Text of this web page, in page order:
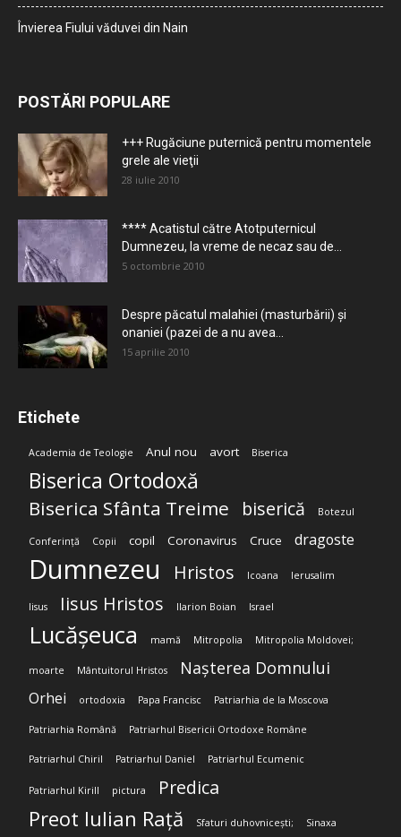
Învierea Fiului văduvei din Nain
POSTĂRI POPULARE
+++ Rugăciune puternică pentru momentele
grele ale vieţii
28 iulie 2010
**** Acatistul către Atotputernicul
Dumnezeu, la vreme de necaz sau de...
5 octombrie 2010
Despre păcatul malahiei (masturbării) şi
onaniei (pazei de a nu avea...
15 aprilie 2010
Etichete
Academia de Teologie Anul nou avort Biserica
Biserica Ortodoxă
Biserica Sfânta Treime biserică Botezul
Conferință Copii copil Coronavirus Cruce dragoste
Dumnezeu Hristos Icoana Ierusalim
Iisus Iisus Hristos Ilarion Boian Israel
Lucășeuca mamă Mitropolia Mitropolia Moldovei;
moarte Mântuitorul Hristos Nașterea Domnului
Orhei ortodoxia Papa Francisc Patriarhia de la Moscova
Patriarhia Română Patriarhul Bisericii Ortodoxe Române
Patriarhul Chiril Patriarhul Daniel Patriarhul Ecumenic
Patriarhul Kirill pictura Predica
Preot Iulian Rață Sfaturi duhovnicești; Sinaxa